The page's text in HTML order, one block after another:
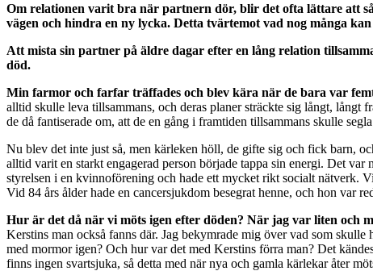
Om relationen varit bra när partnern dör, blir det ofta lättare att
vägen och hindra en ny lycka. Detta tvärtemot vad nog många
Att mista sin partner på äldre dagar efter en lång relation
död.
Min farmor och farfar träffades och blev kära när de bara var
alltid skulle leva tillsammans, och deras planer sträckte sig långt, långt
de då fantiserade om, att de en gång i framtiden tillsammans skulle
Nu blev det inte just så, men kärleken höll, de gifte sig och fick barn,
alltid varit en starkt engagerad person började tappa sin energi. Det
styrelsen i en kvinnoförening och hade ett mycket rikt socialt nätverk.
Vid 84 års ålder hade en cancersjukdom besegrat henne, och hon var
Hur är det då när vi möts igen efter döden? När jag var liten och
Kerstins man också fanns där. Jag bekymrade mig över vad som
med mormor igen? Och hur var det med Kerstins förra man? Det
finns ingen svartsjuka, så detta med när nya och gamla kärlekar åter